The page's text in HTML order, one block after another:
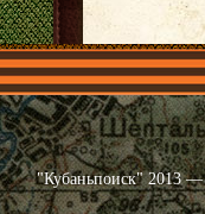
Главная Имена
"Кубаньпоиск" 2013 —